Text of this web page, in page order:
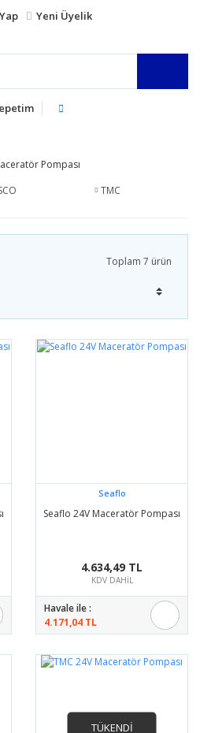
Yeni Üyelik
Pompası
TMC
Toplam 7 ürün
Seaflo
Seaflo 24V Maceratör Pompası
4.634,49 TL
KDV DAHİL
Havale ile :
4.171,04 TL
TÜKENDİ